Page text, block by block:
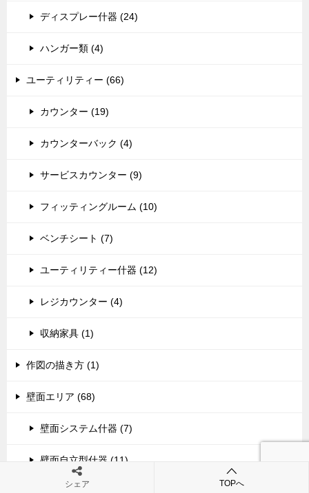
ディスプレー什器 (24)
ハンガー類 (4)
ユーティリティー (66)
カウンター (19)
カウンターバック (4)
サービスカウンター (9)
フィッティングルーム (10)
ベンチシート (7)
ユーティリティー什器 (12)
レジカウンター (4)
収納家具 (1)
作図の描き方 (1)
壁面エリア (68)
壁面システム什器 (7)
壁面自立型什器 (11)
シェア TOPへ